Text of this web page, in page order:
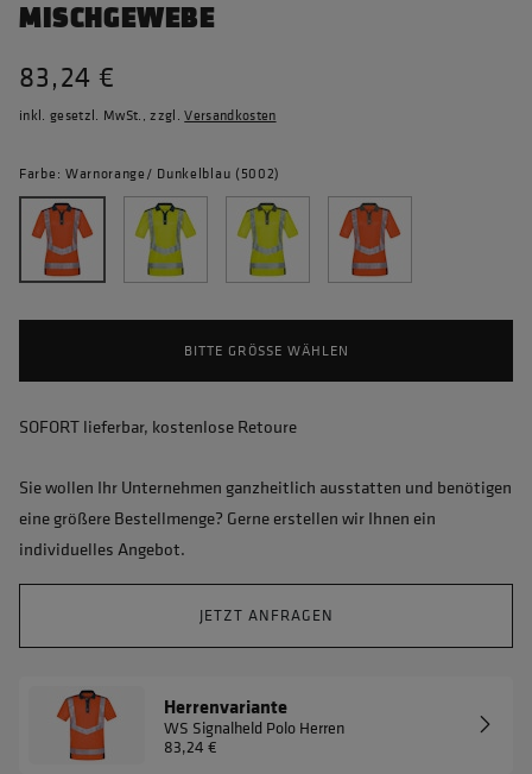
MISCHGEWEBE
83,24 €
inkl. gesetzl. MwSt., zzgl.Versandkosten
Farbe: Warnorange/ Dunkelblau (5002)
BITTE GRÖSSE WÄHLEN
SOFORT lieferbar, kostenlose Retoure
Sie wollen Ihr Unternehmen ganzheitlich ausstatten und benötigen
eine größere Bestellmenge? Gerne erstellen wir Ihnen ein
individuelles Angebot.
JETZT ANFRAGEN
Herrenvariante
WS Signalheld Polo Herren
83,24 €